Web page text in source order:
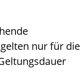
nur für die